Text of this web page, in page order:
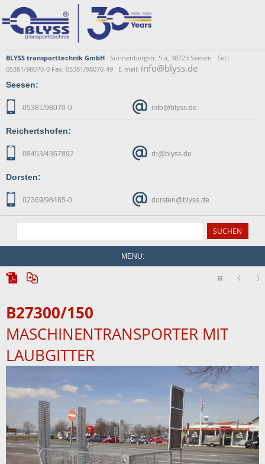
BLYSS transporttechnik GmbH Sonnenbergstr. 5 a, 38723 Seesen Tel.:
05381/98070-0 Fax: 05381/98070-49 E-mail: info@blyss.de
Seesen:
05381/98070-0 info@blyss.de
Reichertshofen:
08453/4367892 rh@blyss.de
Dorsten:
02369/98485-0 dorsten@blyss.de
MENU:
B27300/150
MASCHINENTRANSPORTER MIT
LAUBGITTER